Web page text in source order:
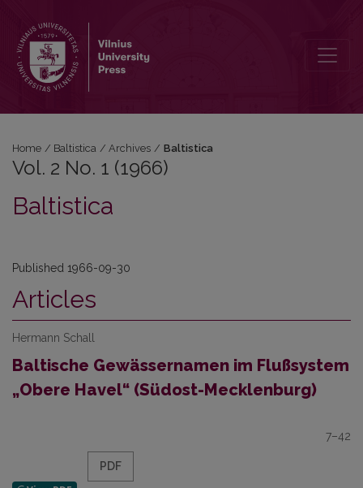
Home / Baltistica / Archives / Baltistica
Vol. 2 No. 1 (1966)
Baltistica
Published 1966-09-30
Articles
Hermann Schall
Baltische Gewässernamen im Flußsystem
„Obere Havel“ (Südost-Mecklenburg)
7–42
PDF